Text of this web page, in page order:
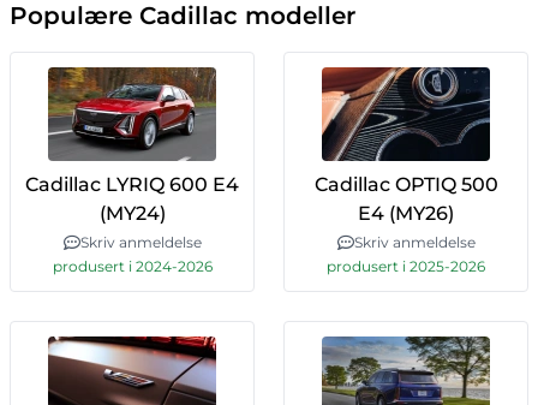
Populære Cadillac modeller
Cadillac LYRIQ 600 E4
(MY24)
Skriv anmeldelse
produsert i 2024-2026
Cadillac OPTIQ 500
E4 (MY26)
Skriv anmeldelse
produsert i 2025-2026